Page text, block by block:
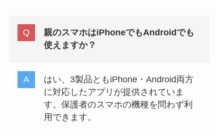
親のスマホはiPhoneでもAndroidでも
使えますか？
はい、3製品ともiPhone・Android両方
に対応したアプリが提供されていま
す。保護者のスマホの機種を問わず利
用できます。